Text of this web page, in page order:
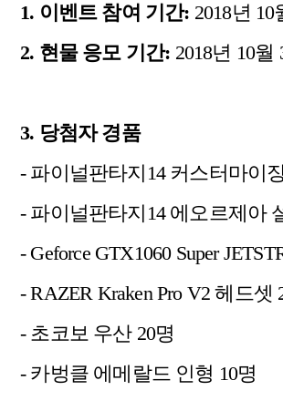
1. 이벤트 참여 기간: 2018년 10
2. 현물 응모 기간: 2018년 10월
3. 당첨자 경품
- 파이널판타지14 커스터마이
- 파이널판타지14 에오르제아
- Geforce GTX1060 Super
- RAZER Kraken Pro V2 헤드셋
- 초코보 우산 20명
- 카벙클 에메랄드 인형 10명